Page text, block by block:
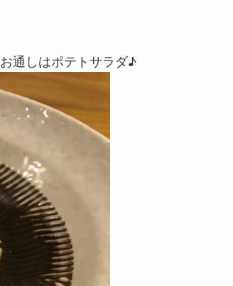
お通しはポテトサラダ♪